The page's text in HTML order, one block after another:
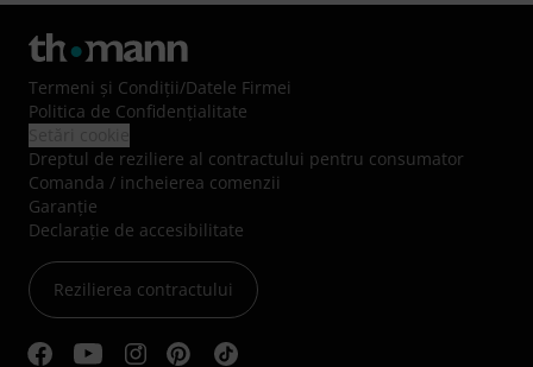
Termeni şi Condiţii/Datele Firmei
Politica de Confidenţialitate
Dreptul de reziliere al contractului pentru consumator
Comanda / incheierea comenzii
Garanție
Declarație de accesibilitate
Rezilierea contractului